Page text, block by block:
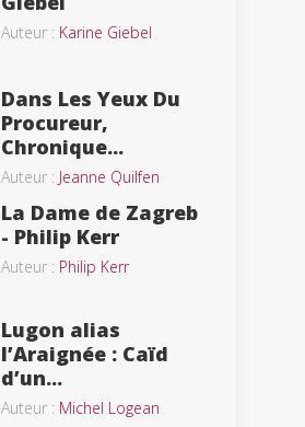
Auteur : Karine Giebel
Dans Les Yeux Du
Procureur,
Chronique...
Auteur : Jeanne Quilfen
La Dame de Zagreb
- Philip Kerr
Auteur : Philip Kerr
Lugon alias
l’Araignée : Caïd
d’un...
Auteur : Michel Logean